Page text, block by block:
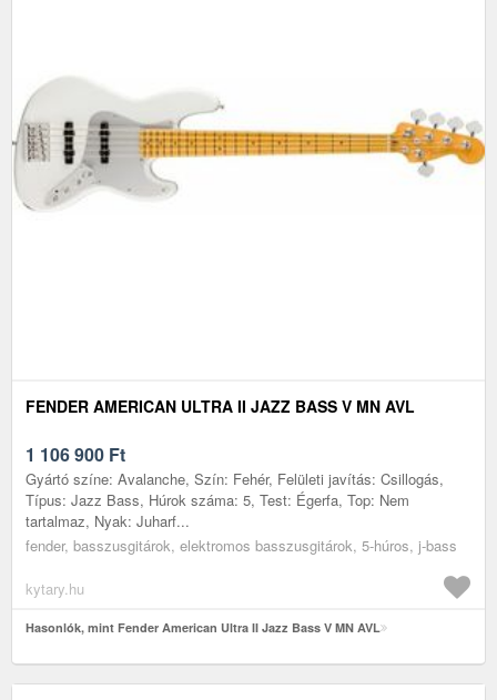
FENDER AMERICAN ULTRA II JAZZ BASS V MN AVL
1 106 900 Ft
Gyártó színe: Avalanche, Szín: Fehér, Felületi javítás: Csillogás,
Típus: Jazz Bass, Húrok száma: 5, Test: Égerfa, Top: Nem
tartalmaz, Nyak: Juharf...
fender, basszusgitárok, elektromos basszusgitárok, 5-húros, j-bass
kytary.hu
Hasonlók, mint Fender American Ultra II Jazz Bass V MN AVL